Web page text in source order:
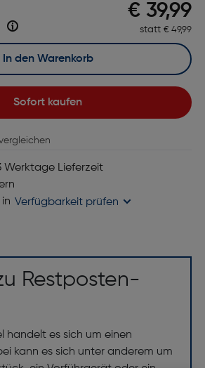
Preis
€ 39,99
statt€ 49,99
Sofort kaufen
In den Warenkorb
Werktage Lieferzeit
Verfügbarkeit prüfen
Restposten-
handelt es sich um einen
kann es sich unter anderem um